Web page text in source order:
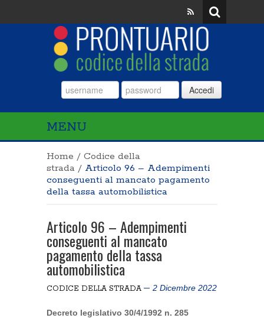
Accedi
MENU
Home / Codice della
strada / Articolo 96 – Adempimenti
conseguenti al mancato pagamento
della tassa automobilistica
Articolo 96 – Adempimenti
conseguenti al mancato
pagamento della tassa
automobilistica
CODICE DELLA STRADA 2 Dicembre 2022
Decreto legislativo 30/4/1992 n. 285